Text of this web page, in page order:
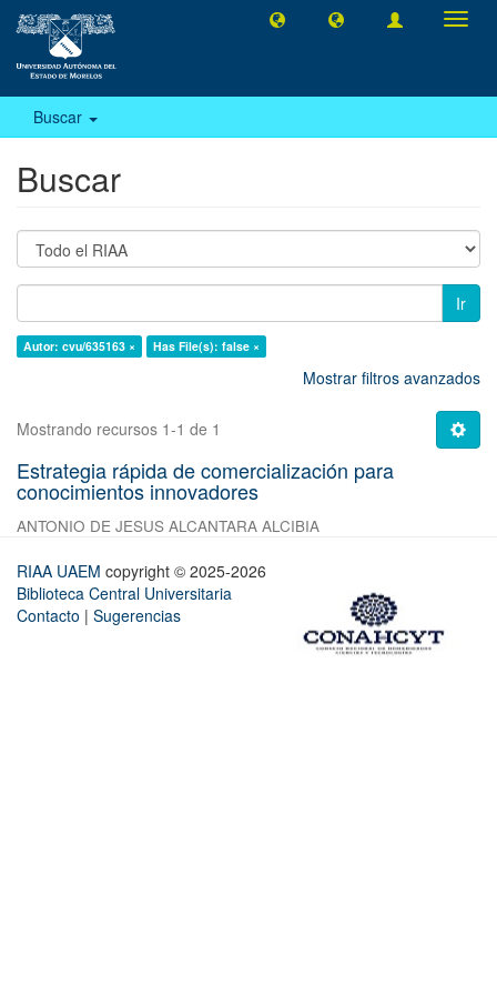
Buscar
Buscar
Ir
Autor: cvu/635163 × Has File(s): false ×
Mostrar filtros avanzados
Mostrando recursos 1-1 de 1
Estrategia rápida de comercialización para
conocimientos innovadores
ANTONIO DE JESUS ALCANTARA ALCIBIA
RIAA UAEM copyright © 2025-2026
Biblioteca Central Universitaria
Contacto | Sugerencias